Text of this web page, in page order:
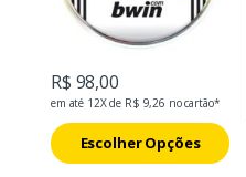
R$ 98,00
em até 12X de R$ 9,26 no cartão*
Escolher Opções